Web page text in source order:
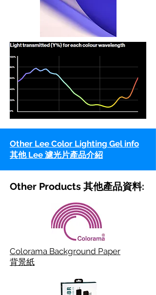
Other Lee Color Lighting Gel info
其他 Lee 濾光片產品介紹
Other Products 其他產品資料:
Colorama Background Paper
背景紙